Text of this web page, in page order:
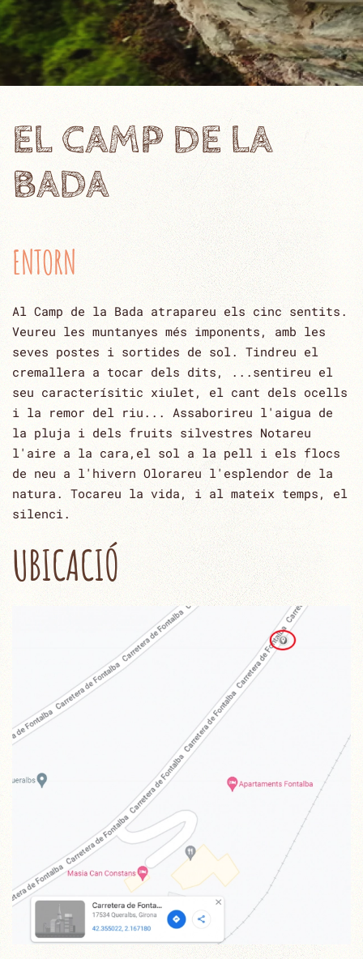
EL CAMP DE LA
BADA
ENTORN
Al Camp de la Bada atrapareu els cinc sentits.
Veureu les muntanyes més imponents, amb les
seves postes i sortides de sol. Tindreu el
cremallera a tocar dels dits, ...sentireu el
seu caracterísitic xiulet, el cant dels ocells
i la remor del riu... Assaborireu l'aigua de
la pluja i dels fruits silvestres Notareu
l'aire a la cara,el sol a la pell i els flocs
de neu a l'hivern Olorareu l'esplendor de la
natura. Tocareu la vida, i al mateix temps, el
silenci.
UBICACIÓ